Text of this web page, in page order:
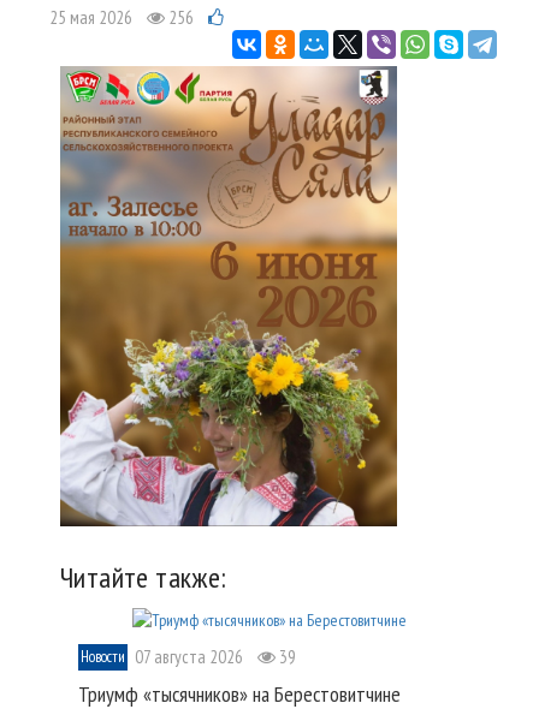
25 мая 2026 256
Читайте также:
Новости 07 августа 2026 39
Триумф «тысячников» на Берестовитчине